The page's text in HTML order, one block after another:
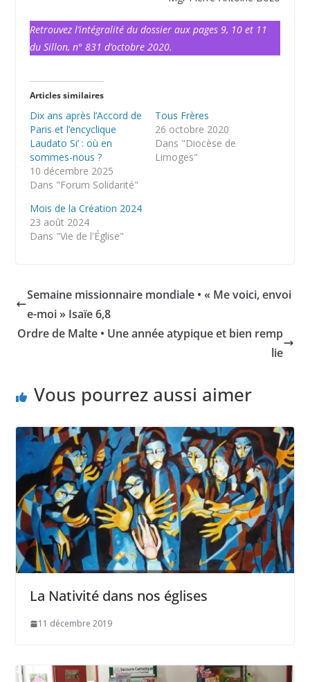
Retrouvez l’intégralité du dossier aux pages 9, 10 et 11
du Sillon, n° 831 d’octobre 2020.
Articles similaires
Dix ans après l’Accord de
Paris et l’encyclique
Laudato Si’ : où en
sommes-nous ?
10 décembre 2025
Dans "Forum Solidarité"
Tous Frères
26 octobre 2020
Dans "Diocèse de
Limoges"
Mois de la Création 2024
23 août 2024
Dans "Vie de l'Église"
Semaine missionnaire mondiale • « Me voici, envoi
e-moi » Isaïe 6,8
Ordre de Malte • Une année atypique et bien remp
lie
Vous pourrez aussi aimer
La Nativité dans nos églises
11 décembre 2019